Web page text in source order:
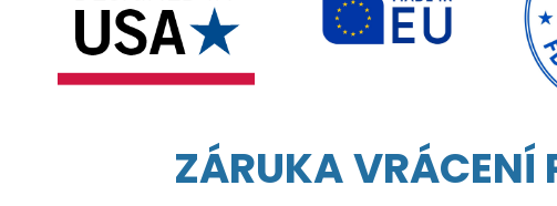
ZÁRUKA VRÁCENÍ